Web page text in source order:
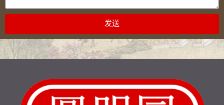
发送
Alternative: